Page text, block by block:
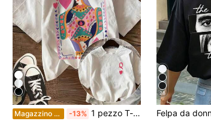
Magazzino EU -13% 1 pezzo T-shirt casual da donna a maniche corte con scollo rotondo in 100% cotone, T-shirt oversize stampata fronte e retro con regina di cuori disegnata a mano in stile retrò, ab
28